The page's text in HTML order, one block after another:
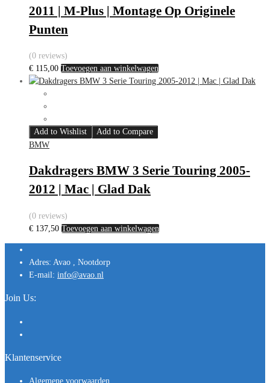
2011 | M-Plus | Montage Op Originele
Punten
(0 reviews)
€ 115,00 Toevoegen aan winkelwagen
Add to Wishlist
Add to Compare
BMW
Dakdragers BMW 3 Serie Touring 2005-
2012 | Mac | Glad Dak
(0 reviews)
€ 137,50 Toevoegen aan winkelwagen
Adres: Avao , Nootdorp
E-mail: info@avao.nl
Join Us:
Klantenservice
Algemene voorwaarden